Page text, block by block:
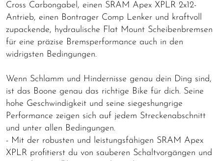
Cross Carbongabel, einen SRAM Apex XPLR 2x12-
Antrieb, einen Bontrager Comp Lenker und kraftvoll
zupackende, hydraulische Flat Mount Scheibenbremsen
für eine präzise Bremsperformance auch in den
widrigsten Bedingungen.
Wenn Schlamm und Hindernisse genau dein Ding sind,
ist das Boone genau das richtige Bike für dich. Seine
hohe Geschwindigkeit und seine siegeshungrige
Performance zeigen sich auf jedem Streckenabschnitt
und unter allen Bedingungen.
- Mit der robusten und leistungsfähigen SRAM Apex
XPLR profitierst du von sauberen Schaltvorgängen und